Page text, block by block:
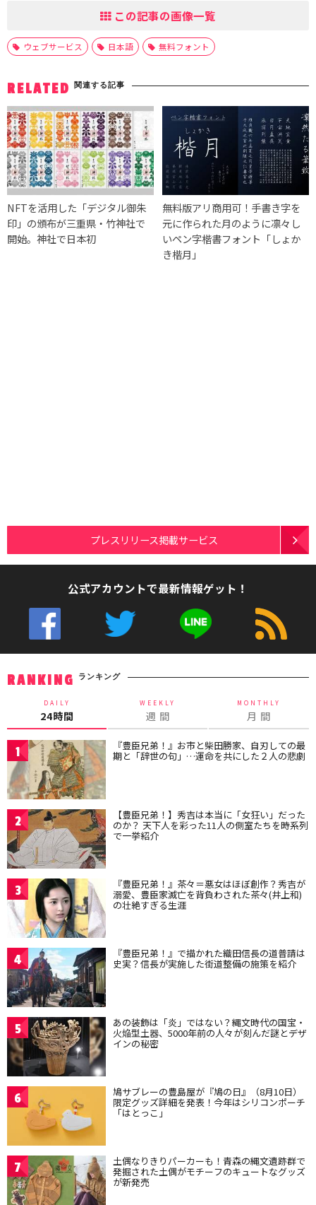
この記事の画像一覧
ウェブサービス 日本語 無料フォント
RELATED 関連する記事
NFTを活用した「デジタル御朱
印」の頒布が三重県・竹神社で
開始。神社で日本初
無料版アリ商用可！手書き字を
元に作られた月のように凛々し
いペン字楷書フォント「しょか
き楷月」
プレスリリース掲載サービス
公式アカウントで最新情報ゲット！
RANKING ランキング
DAILY
24時間
WEEKLY
週 間
MONTHLY
月 間
1 『豊臣兄弟！』お市と柴田勝家、自刃しての最
期と「辞世の句」…運命を共にした２人の悲劇
2 【豊臣兄弟！】秀吉は本当に「女狂い」だった
のか？ 天下人を彩った11人の側室たちを時系列
で一挙紹介
3 『豊臣兄弟！』茶々＝悪女はほぼ創作？秀吉が
溺愛、豊臣家滅亡を背負わされた茶々(井上和)
の壮絶すぎる生涯
4 『豊臣兄弟！』で描かれた織田信長の道普請は
史実？信長が実施した街道整備の施策を紹介
5 あの装飾は「炎」ではない？縄文時代の国宝・
火焔型土器、5000年前の人々が刻んだ謎とデザ
インの秘密
6 鳩サブレーの豊島屋が『鳩の日』（8月10日）
限定グッズ詳細を発表！今年はシリコンポーチ
「はとっこ」
7 土偶なりきりパーカーも！青森の縄文遺跡群で
発掘された土偶がモチーフのキュートなグッズ
が新発売